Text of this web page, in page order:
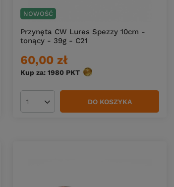
NOWOŚĆ
Przynęta CW Lures Spezzy 10cm -
tonący - 39g - C21
60,00 zł
Kup za: 1980 PKT punktów
Ilość produktów DO KOSZYKA